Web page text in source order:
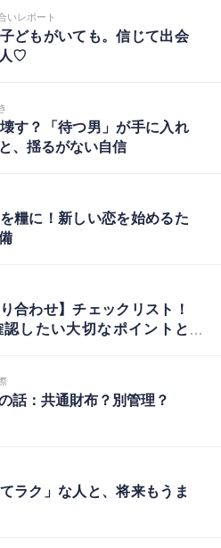
いレポート
どもがいても。信じて出会
人♡
す？「待つ男」が手に入れ
、揺るがない自信
糧に！新しい恋を始めるた
合わせ】チェックリスト！
したい大切なポイントと
話：共通財布？別管理？
てラク」な人と、将来もうま